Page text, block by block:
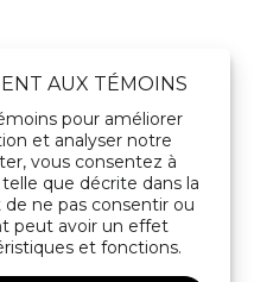
AUX TÉMOINS
pour améliorer
et analyser notre
vous consentez à
que décrite dans la
ne pas consentir ou
peut avoir un effet
et fonctions.